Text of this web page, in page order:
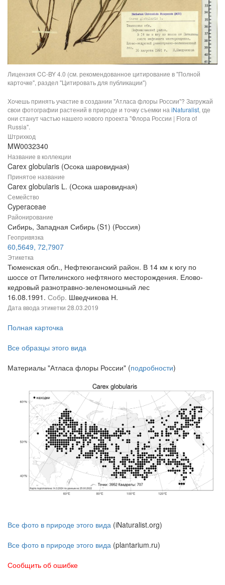
Лицензия CC-BY 4.0 (см. рекомендованное цитирование в "Полной
карточке", раздел "Цитировать для публикации")
Хочешь принять участие в создании "Атласа флоры России"? Загружай
свои фотографии растений в природе и точку съемки на iNaturalist, где
они станут частью нашего нового проекта "Флора России | Flora of
Russia".
Штрихкод
MW0032340
Название в коллекции
Carex globularis (Осока шаровидная)
Принятое название
Carex globularis L. (Осока шаровидная)
Семейство
Cyperaceae
Районирование
Сибирь, Западная Сибирь (S1) (Россия)
Геопривязка
60,5649, 72,7907
Этикетка
Тюменская обл., Нефтеюганский район. В 14 км к югу по
шоссе от Пителинского нефтяного месторождения. Елово-
кедровый разнотравно-зеленомошный лес
16.08.1991. Собр. Шведчикова Н.
Дата ввода этикетки 28.03.2019
Полная карточка
Все образцы этого вида
Материалы "Атласа флоры России" (подробности)
Все фото в природе этого вида (iNaturalist.org)
Все фото в природе этого вида (plantarium.ru)
Сообщить об ошибке